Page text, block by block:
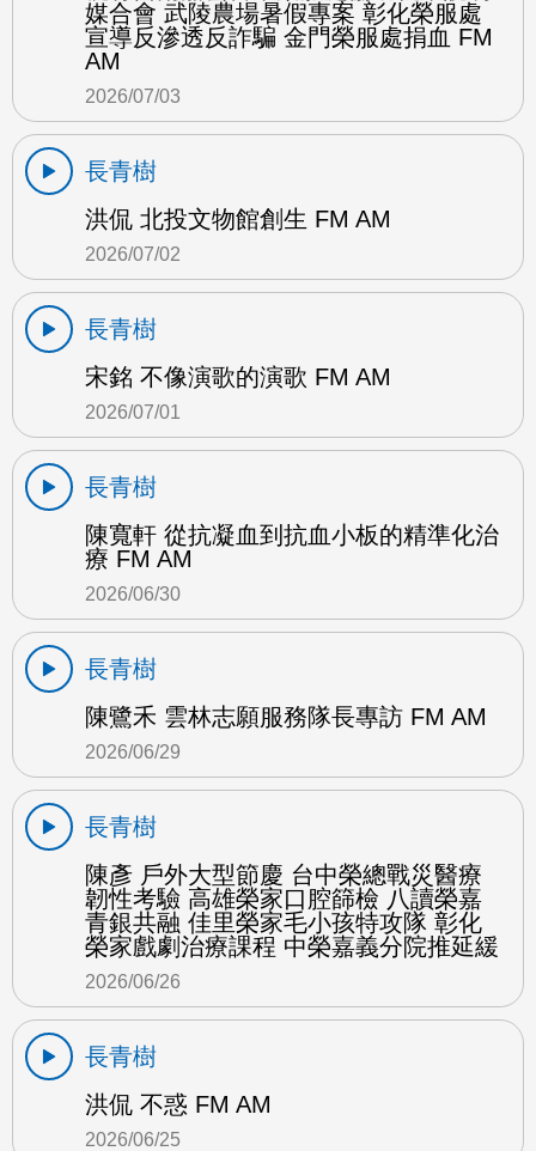
媒合會 武陵農場暑假專案 彰化榮服處
宣導反滲透反詐騙 金門榮服處捐血 FM
AM
2026/07/03
長青樹
洪侃 北投文物館創生 FM AM
2026/07/02
長青樹
宋銘 不像演歌的演歌 FM AM
2026/07/01
長青樹
陳寬軒 從抗凝血到抗血小板的精準化治
療 FM AM
2026/06/30
長青樹
陳鷺禾 雲林志願服務隊長專訪 FM AM
2026/06/29
長青樹
陳彥 戶外大型節慶 台中榮總戰災醫療
韌性考驗 高雄榮家口腔篩檢 八讀榮嘉
青銀共融 佳里榮家毛小孩特攻隊 彰化
榮家戲劇治療課程 中榮嘉義分院推延緩
2026/06/26
長青樹
洪侃 不惑 FM AM
2026/06/25